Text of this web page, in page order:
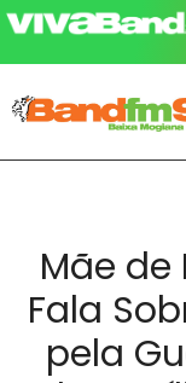
Mãe
Fala
pela